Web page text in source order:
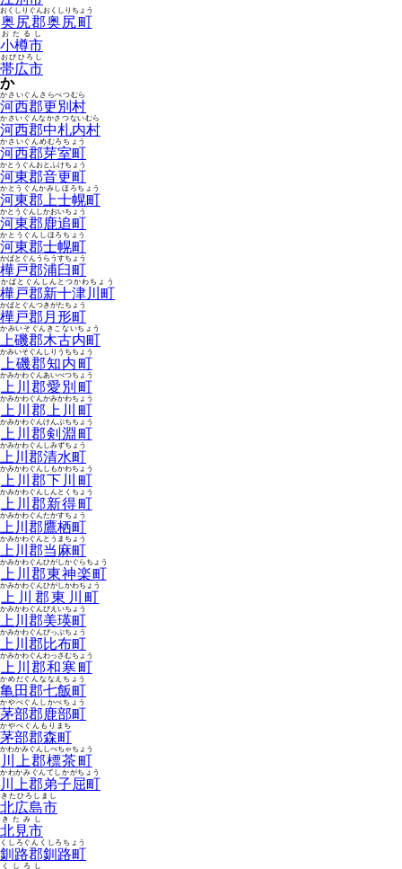
奥尻郡奥尻町
おくしりぐんおくしりちょう
小樽市
おたるし
帯広市
おびひろし
か
河西郡更別村
かさいぐんさらべつむら
河西郡中札内村
かさいぐんなかさつないむら
河西郡芽室町
かさいぐんめむろちょう
河東郡音更町
かとうぐんおとふけちょう
河東郡上士幌町
かとうぐんかみしほろちょう
河東郡鹿追町
かとうぐんしかおいちょう
河東郡士幌町
かとうぐんしほろちょう
樺戸郡浦臼町
かばとぐんうらうすちょう
樺戸郡新十津川町
かばとぐんしんとつかわちょう
樺戸郡月形町
かばとぐんつきがたちょう
上磯郡木古内町
かみいそぐんきこないちょう
上磯郡知内町
かみいそぐんしりうちちょう
上川郡愛別町
かみかわぐんあいべつちょう
上川郡上川町
かみかわぐんかみかわちょう
上川郡剣淵町
かみかわぐんけんぶちちょう
上川郡清水町
かみかわぐんしみずちょう
上川郡下川町
かみかわぐんしもかわちょう
上川郡新得町
かみかわぐんしんとくちょう
上川郡鷹栖町
かみかわぐんたかすちょう
上川郡当麻町
かみかわぐんとうまちょう
上川郡東神楽町
かみかわぐんひがしかぐらちょう
上川郡東川町
かみかわぐんひがしかわちょう
上川郡美瑛町
かみかわぐんびえいちょう
上川郡比布町
かみかわぐんぴっぷちょう
上川郡和寒町
かみかわぐんわっさむちょう
亀田郡七飯町
かめだぐんななえちょう
茅部郡鹿部町
かやべぐんしかべちょう
茅部郡森町
かやべぐんもりまち
川上郡標茶町
かわかみぐんしべちゃちょう
川上郡弟子屈町
かわかみぐんてしかがちょう
北広島市
きたひろしまし
北見市
きたみし
釧路郡釧路町
くしろぐんくしろちょう
くしろし